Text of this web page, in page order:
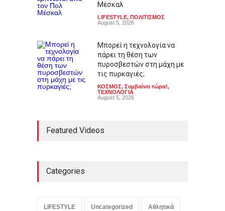
Μέσκαλ
LIFESTYLE, ΠΟΛΙΤΙΣΜΟΣ
August 5, 2026
Μπορεί η τεχνολογία να
πάρει τη θέση των
πυροσβεστών στη μάχη με
τις πυρκαγιές;
ΚΟΣΜΟΣ, Συμβαίνει τώρα!,
ΤΕΧΝΟΛΟΓΙΑ
August 5, 2026
Featured Videos
Categories
LIFESTYLE Uncategorized Αθλητικά